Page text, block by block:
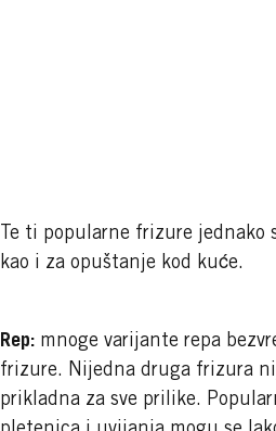
Te ti popularne frizure jednako
kao i za opuštanje kod kuće.
Rep: mnoge varijante repa
frizure. Nijedna druga frizura
prikladna za sve prilike.